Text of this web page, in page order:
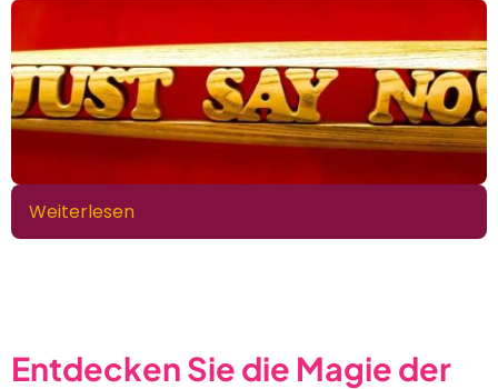
Weiterlesen
Songs
Drogen
Entdecken Sie die Magie der